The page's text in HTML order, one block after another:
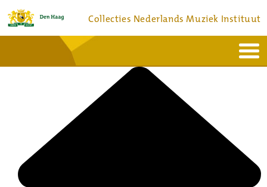
Collecties Nederlands Muziek Instituut
Bronnen en collecties